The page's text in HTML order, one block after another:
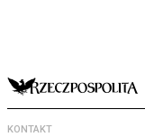
KONTAKT